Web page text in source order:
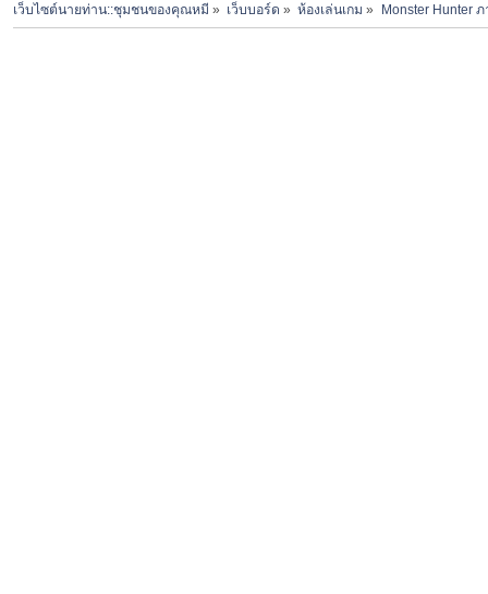
เว็บไซต์นายท่าน::ชุมชนของคุณหมี » เว็บบอร์ด » ห้องเล่นเกม » Monster Hunter